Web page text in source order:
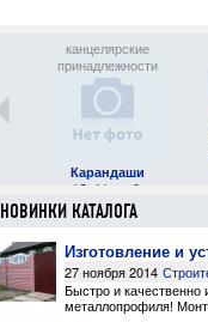
канцелярские
принадлежности
Карандаши
12.41 руб.
НОВИНКИ КАТАЛОГА
Изготовление и
27 ноября 2014
Быстро и качественно
металлопрофиля!